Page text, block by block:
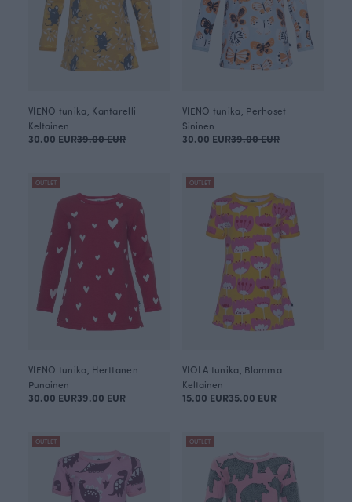
VIENO tunika, Kantarelli
Keltainen
30.00 EUR39.00 EUR
VIENO tunika, Perhoset
Sininen
30.00 EUR39.00 EUR
OUTLET
VIENO tunika, Herttanen
Punainen
30.00 EUR39.00 EUR
OUTLET
VIOLA tunika, Blomma
Keltainen
15.00 EUR35.00 EUR
OUTLET OUTLET